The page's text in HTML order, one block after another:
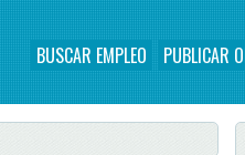
BUSCAR EMPLEO PUBLICAR